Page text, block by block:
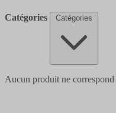
Catégories
Catégories
Aucun produit ne correspond